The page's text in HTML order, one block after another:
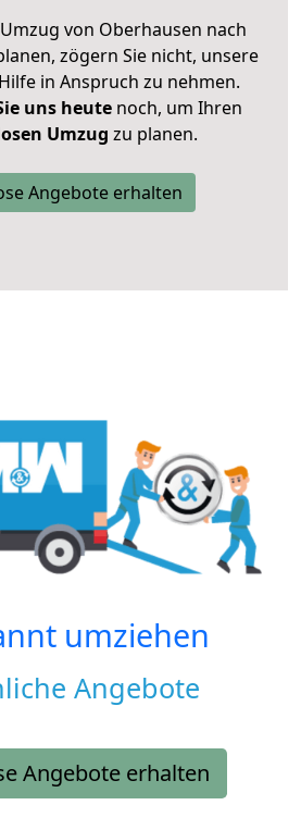
von Oberhausen nach
zögern Sie nicht, unsere
in Anspruch zu nehmen.
uns heutenoch, um Ihren
Umzug zu planen.
Angebote erhalten
umziehen
Angebote
Angebote erhalten